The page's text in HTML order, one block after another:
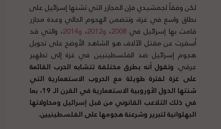
لكن وفقاً لجمشيدي فإن المجازر التي تشنها إسرائيل على
نطاق واسع في غزة، وتتضمن الهجوم الحالي وعدة مجازر
قامت بها إسرائيل في 2008، و2012، و2014، والتي قد
أسفرت عن مقتل الآلاف هو الشاهد الأوضح على تحويل
هجوم إسرائيل ضد الفلسطينيين في غزة إلى تطهير
عرقي. وتقول أنه بطرق مختلفة تتشابه الحرب القائمة
على غزة لفترة طويلة مع الحروب الاستعمارية التي
شنتها الدول الأوروبية الاستعمارية في القرن الـ 19، بما
في ذلك التلاعب القانوني من قبل إسرائيل ومحاولاتها
البهلوانية لتبرير وشرعنة هجومها على الفلسطينيين.